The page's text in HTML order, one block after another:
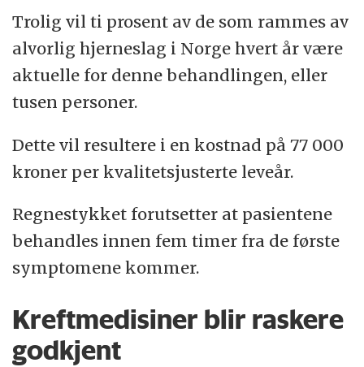
Trolig vil ti prosent av de som rammes av
alvorlig hjerneslag i Norge hvert år være
aktuelle for denne behandlingen, eller
tusen personer.
Dette vil resultere i en kostnad på 77 000
kroner per kvalitetsjusterte leveår.
Regnestykket forutsetter at pasientene
behandles innen fem timer fra de første
symptomene kommer.
Kreftmedisiner blir raskere
godkjent